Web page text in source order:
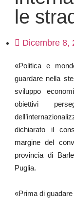
le
Dicembre 8,
«Politica e
guardare nella
sviluppo
obiettivi
dichiarato il
margine del
provincia di
Puglia.
«Prima di